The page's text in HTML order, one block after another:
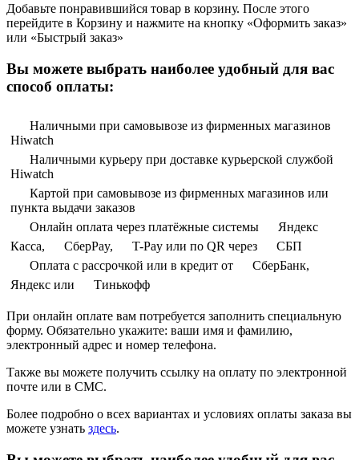
Добавьте понравившийся товар в корзину. После этого
перейдите в Корзину и нажмите на кнопку «Оформить заказ»
или «Быстрый заказ»
Вы можете выбрать наиболее удобный для вас
способ оплаты:
Наличными при самовывозе из фирменных магазинов
Hiwatch
Наличными курьеру при доставке курьерской службой
Hiwatch
Картой при самовывозе из фирменных магазинов или
пункта выдачи заказов
Онлайн оплата через платёжные системы
Яндекс
Касса,
СберPay, T-Pay или по QR через
СБП
Оплата с рассрочкой или в кредит от
СберБанк,
Яндекс или
Тинькофф
При онлайн оплате вам потребуется заполнить специальную
форму. Обязательно укажите: ваши имя и фамилию,
электронный адрес и номер телефона.
Также вы можете получить ссылку на оплату по электронной
почте или в СМС.
Более подробно о всех вариантах и условиях оплаты заказа вы
можете узнать здесь.